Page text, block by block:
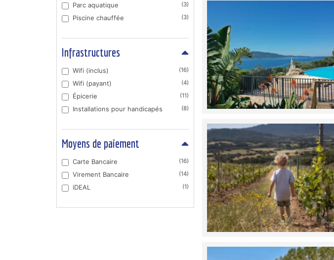
Parc aquatique (3)
Piscine chauffée (3)
Infrastructures
Wifi (inclus) (16)
Wifi (payant) (4)
Épicerie (11)
Installations pour handicapés (8)
Moyens de paiement
Carte Bancaire (16)
Virement Bancaire (14)
iDEAL (1)